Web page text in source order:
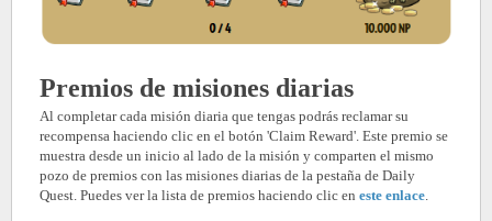
Premios de misiones diarias
Al completar cada misión diaria que tengas podrás reclamar su
recompensa haciendo clic en el botón 'Claim Reward'. Este premio se
muestra desde un inicio al lado de la misión y comparten el mismo
pozo de premios con las misiones diarias de la pestaña de Daily
Quest. Puedes ver la lista de premios haciendo clic en este enlace.